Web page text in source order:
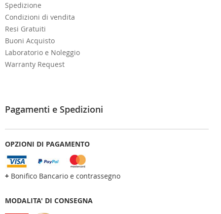
Spedizione
Condizioni di vendita
Resi Gratuiti
Buoni Acquisto
Laboratorio e Noleggio
Warranty Request
Pagamenti e Spedizioni
OPZIONI DI PAGAMENTO
+ Bonifico Bancario e contrassegno
MODALITA' DI CONSEGNA